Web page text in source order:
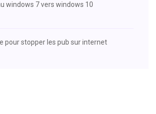
windows 7 vers windows 10
pour stopper les pub sur internet